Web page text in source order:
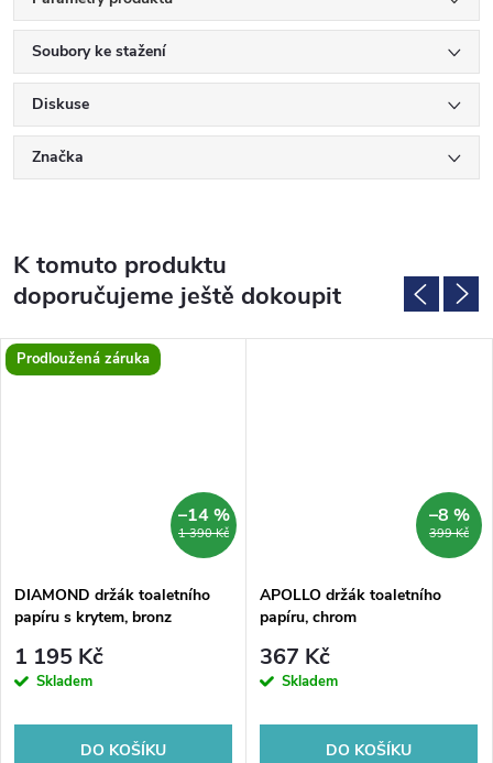
Soubory ke stažení
Diskuse
Značka
K tomuto produktu
doporučujeme ještě dokoupit
Prodloužená záruka
1 390 Kč
–14 %
DIAMOND držák toaletního
papíru s krytem, bronz
1 195 Kč
Skladem
DO KOŠÍKU
399 Kč
–8 %
APOLLO držák toaletního
papíru, chrom
367 Kč
Skladem
DO KOŠÍKU